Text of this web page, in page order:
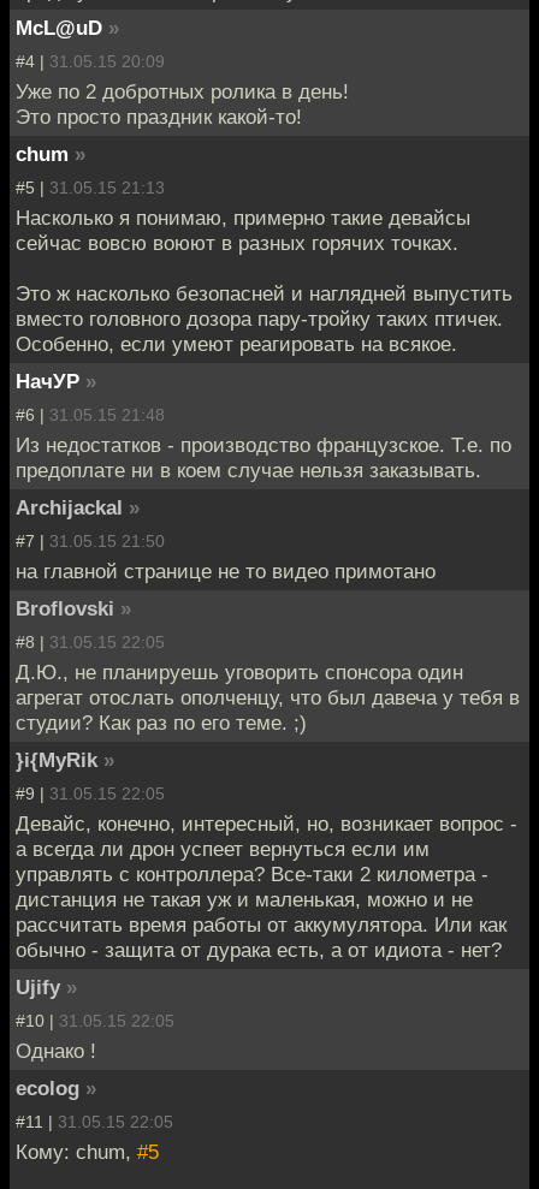
McL@uD »
#4 | 31.05.15 20:09
Уже по 2 добротных ролика в день!
Это просто праздник какой-то!
chum »
#5 | 31.05.15 21:13
Насколько я понимаю, примерно такие девайсы
сейчас вовсю воюют в разных горячих точках.
Это ж насколько безопасней и наглядней выпустить
вместо головного дозора пару-тройку таких птичек.
Особенно, если умеют реагировать на всякое.
НачУР »
#6 | 31.05.15 21:48
Из недостатков - производство французское. Т.е. по
предоплате ни в коем случае нельзя заказывать.
Archijackal »
#7 | 31.05.15 21:50
на главной странице не то видео примотано
Broflovski »
#8 | 31.05.15 22:05
Д.Ю., не планируешь уговорить спонсора один
агрегат отослать ополченцу, что был давеча у тебя в
студии? Как раз по его теме. ;)
}i{MyRik »
#9 | 31.05.15 22:05
Девайс, конечно, интересный, но, возникает вопрос -
а всегда ли дрон успеет вернуться если им
управлять с контроллера? Все-таки 2 километра -
дистанция не такая уж и маленькая, можно и не
рассчитать время работы от аккумулятора. Или как
обычно - защита от дурака есть, а от идиота - нет?
Ujify »
#10 | 31.05.15 22:05
Однако !
ecolog »
#11 | 31.05.15 22:05
Кому: chum, #5